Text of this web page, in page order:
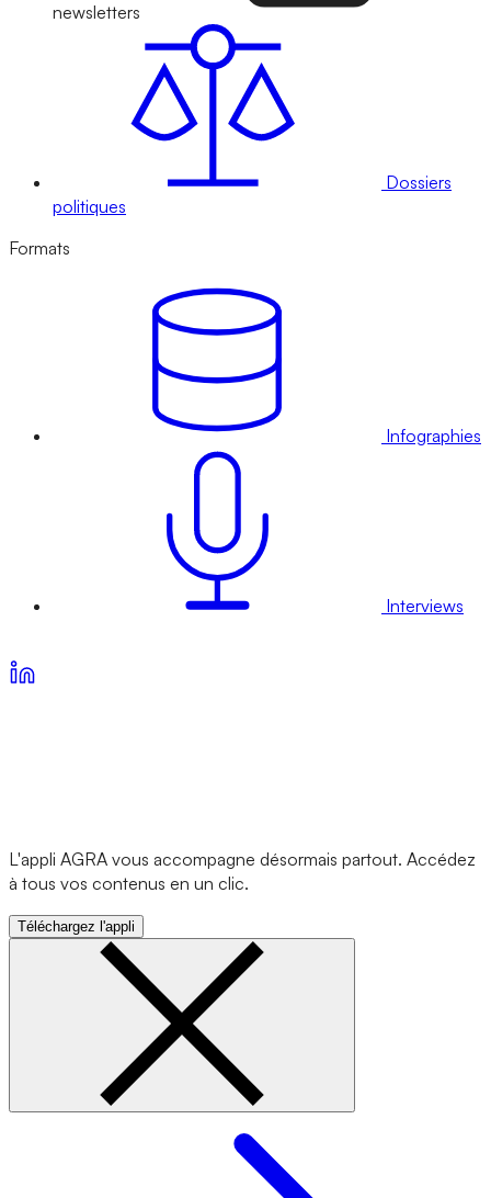
newsletters
Dossiers
politiques
Formats
Infographies
Interviews
L'appli AGRA vous accompagne désormais partout. Accédez
à tous vos contenus en un clic.
Téléchargez l'appli